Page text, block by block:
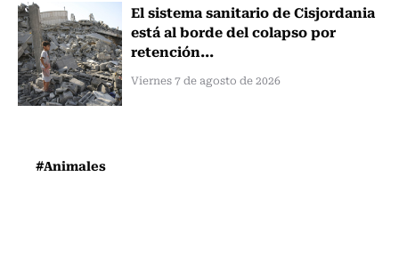
El sistema sanitario de Cisjordania
está al borde del colapso por
retención...
Viernes 7 de agosto de 2026
#Animales